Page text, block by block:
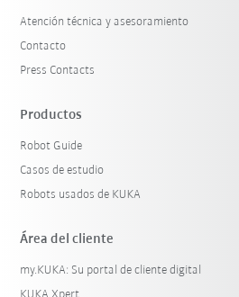
Atención técnica y asesoramiento
Contacto
Press Contacts
Productos
Robot Guide
Casos de estudio
Robots usados de KUKA
Área del cliente
my.KUKA: Su portal de cliente digital